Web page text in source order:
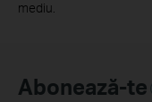
mediu.
Abonează-te